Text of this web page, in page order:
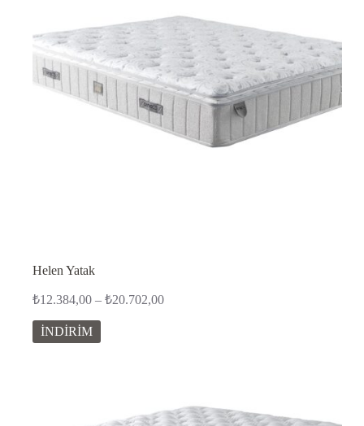
Helen Yatak
₺12.384,00 – ₺20.702,00Fiyat
İNDİRİM